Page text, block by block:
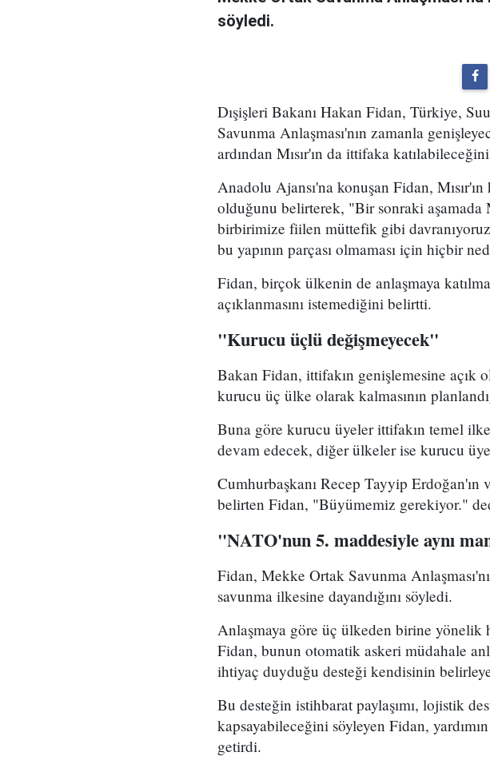
söyledi.
Dışişleri Bakanı Hakan Fidan, Türkiye,
Savunma Anlaşması'nın zamanla
ardından Mısır'ın da ittifaka
Anadolu Ajansı'na konuşan Fidan,
olduğunu belirterek, "Bir sonraki aşamada
birbirimize fiilen müttefik gibi
bu yapının parçası olmaması için hiçbir
Fidan, birçok ülkenin de anlaşmaya
açıklanmasını istemediğini belirtti.
"Kurucu üçlü değişmeyecek"
Bakan Fidan, ittifakın genişlemesine açık
kurucu üç ülke olarak kalmasının
Buna göre kurucu üyeler ittifakın temel
devam edecek, diğer ülkeler ise kurucu
Cumhurbaşkanı Recep Tayyip Erdoğan'ın
belirten Fidan, "Büyümemiz gerekiyor."
"NATO'nun 5. maddesiyle aynı
Fidan, Mekke Ortak Savunma
savunma ilkesine dayandığını söyledi.
Anlaşmaya göre üç ülkeden birine yönelik
Fidan, bunun otomatik askeri müdahale
ihtiyaç duyduğu desteği kendisinin
Bu desteğin istihbarat paylaşımı, lojistik
kapsayabileceğini söyleyen Fidan,
getirdi.